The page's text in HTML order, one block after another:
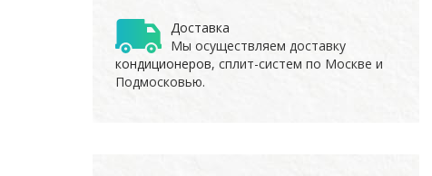
Доставка
Мы осуществляем доставку
кондиционеров, сплит-систем по Москве и
Подмосковью.